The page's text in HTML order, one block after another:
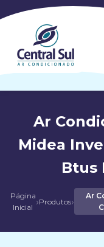
Ar
Midea
Btus
Página
Inicial ›Produtos›
Ar